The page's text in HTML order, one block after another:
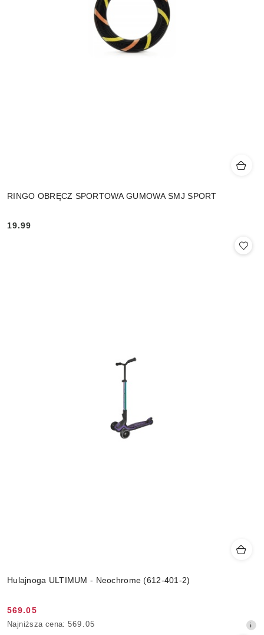
RINGO OBRĘCZ SPORTOWA GUMOWA SMJ SPORT
Cena:
19.99
Hulajnoga ULTIMUM - Neochrome (612-401-2)
Cena
promocyjna:
569.05
Najniższa
Najniższa cena: 569.05